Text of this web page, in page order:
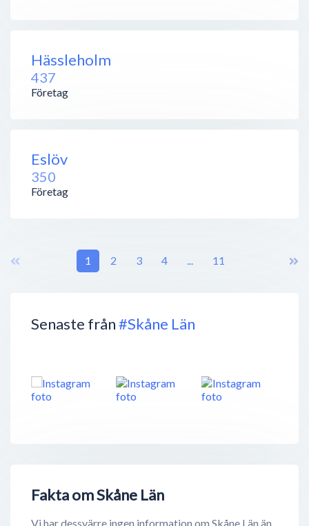
Senaste från#Skåne Län
Fakta om Skåne Län
Vi har dessvärre ingen information om Skåne Län än,
Hässleholm
437
Företag
Eslöv
350
Företag
1 2 3 4 ... 11